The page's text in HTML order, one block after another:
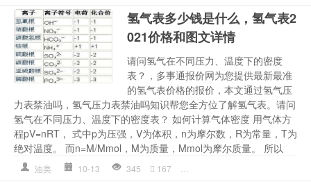
氢气表多少钱是什么，氢气表2
021价格和图文详情
请问氢气在不同压力、温度下的密度
表？，多事通报价网为您提供最新最准
的氢气表价格的报价，本文通过氢气压
力表禁油吗，氢气压力表禁油吗知识帮您全方位了解氢气表。请问
氢气在不同压力、温度下的密度表？ 如何计算气体密度 用气体方
程pV=nRT， 式中p为压强，V为体积，n为摩尔数，R为常量，T为
绝对温度。 而n=M/Mmol，M为质量，Mmol为摩尔质量。 所以
油类 10-13 345 167